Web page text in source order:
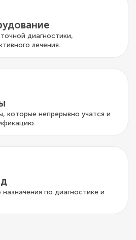
диагностики,
лечения.
которые непрерывно учатся и
по диагностике и